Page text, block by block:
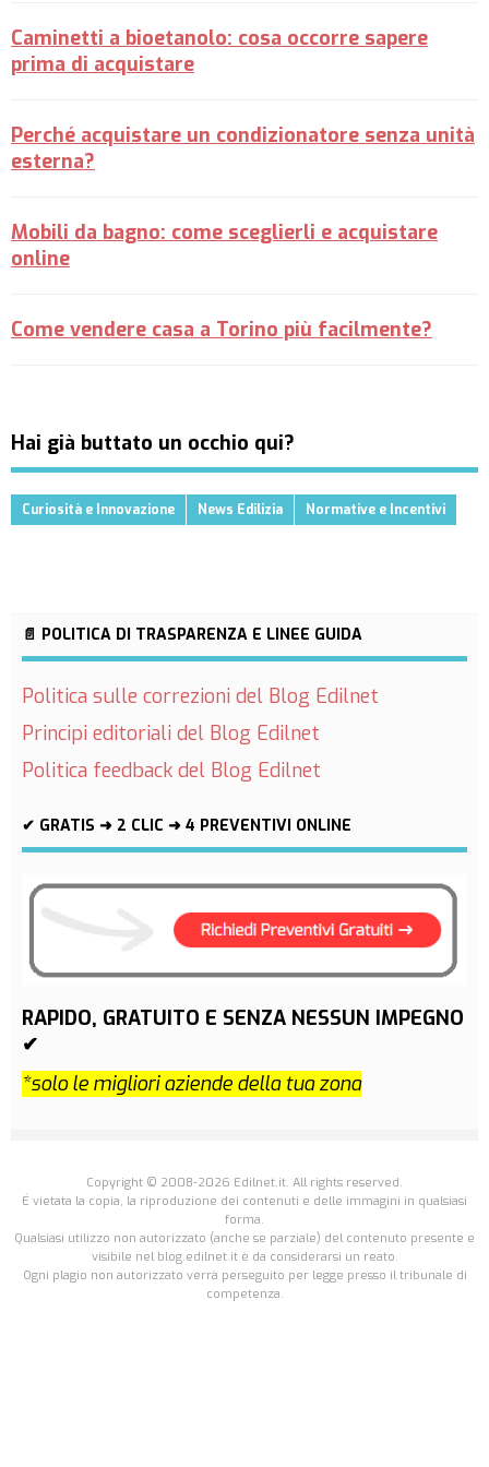
Caminetti a bioetanolo: cosa occorre sapere
prima di acquistare
Perché acquistare un condizionatore senza unità
esterna?
Mobili da bagno: come sceglierli e acquistare
online
Come vendere casa a Torino più facilmente?
Hai già buttato un occhio qui?
Curiosità e Innovazione News Edilizia Normative e Incentivi
📄 POLITICA DI TRASPARENZA E LINEE GUIDA
Politica sulle correzioni del Blog Edilnet
Principi editoriali del Blog Edilnet
Politica feedback del Blog Edilnet
✔ GRATIS ➜ 2 CLIC ➜ 4 PREVENTIVI ONLINE
RAPIDO, GRATUITO E SENZA NESSUN IMPEGNO
✔
*solo le migliori aziende della tua zona
Copyright © 2008-2026 Edilnet.it. All rights reserved.
É vietata la copia, la riproduzione dei contenuti e delle immagini in qualsiasi
forma.
Qualsiasi utilizzo non autorizzato (anche se parziale) del contenuto presente e
visibile nel blog.edilnet.it è da considerarsi un reato.
Ogni plagio non autorizzato verrà perseguito per legge presso il tribunale di
competenza.